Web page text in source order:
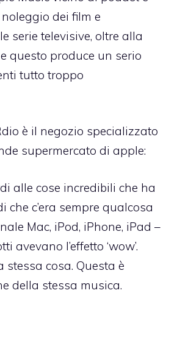
dei film e
serie televisive, oltre alla
questo produce un serio
tutto troppo
è il negozio specializzato
supermercato di apple:
alle cose incredibili che ha
che c’era sempre qualcosa
Mac, iPod, iPhone, iPad –
avevano l’effetto ‘wow’.
stessa cosa. Questa è
della stessa musica.